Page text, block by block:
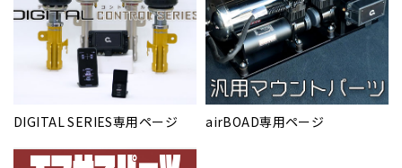
DIGITAL SERIES専用ページ airBOAD専用ページ